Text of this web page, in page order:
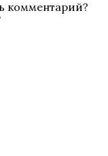
комментарий?